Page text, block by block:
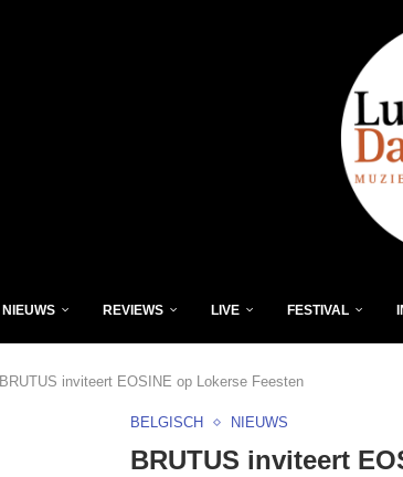
NIEUWS REVIEWS LIVE FESTIVAL
BRUTUS inviteert EOSINE op Lokerse Feesten
BELGISCH NIEUWS
BRUTUS inviteert